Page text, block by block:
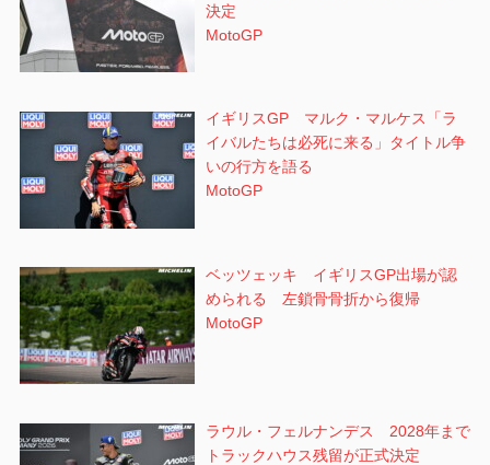
決定
MotoGP
イギリスGP マルク・マルケス「ラ
イバルたちは必死に来る」タイトル争
いの行方を語る
MotoGP
ベッツェッキ イギリスGP出場が認
められる 左鎖骨骨折から復帰
MotoGP
ラウル・フェルナンデス 2028年まで
トラックハウス残留が正式決定